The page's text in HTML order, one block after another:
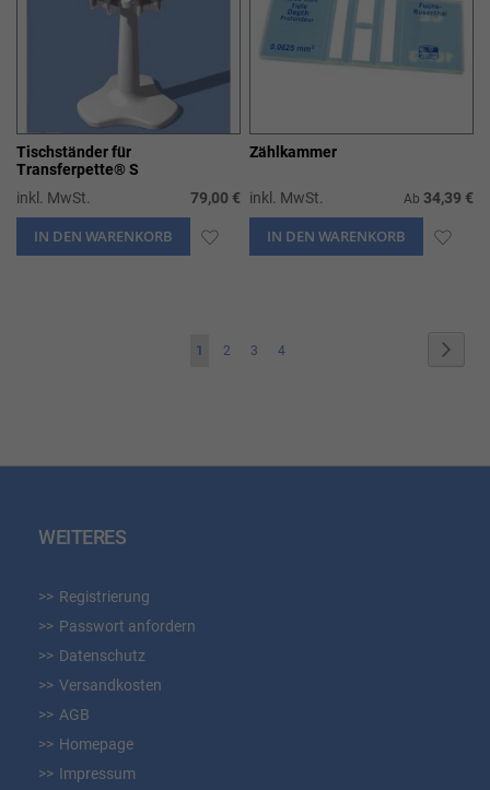
Tischständer für
Transferpette® S
inkl. MwSt.
79,00 €
IN DEN WARENKORB ZUR
Zählkammer
inkl. MwSt. Ab 34,39 €
IN DEN WARENKORB ZUR
Seite
Sie
1 Seite
2 Seite
3 Seite
4
WEITERES
Registrierung
Passwort anfordern
Datenschutz
Versandkosten
AGB
Homepage
Impressum